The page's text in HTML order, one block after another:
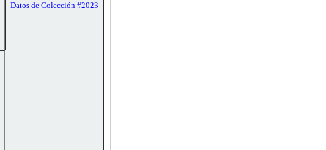
Datos de Colección #2023